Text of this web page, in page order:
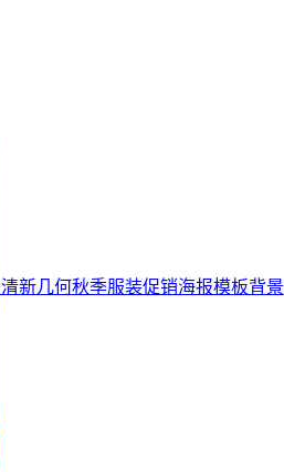
清新几何秋季服装促销海报模板背景